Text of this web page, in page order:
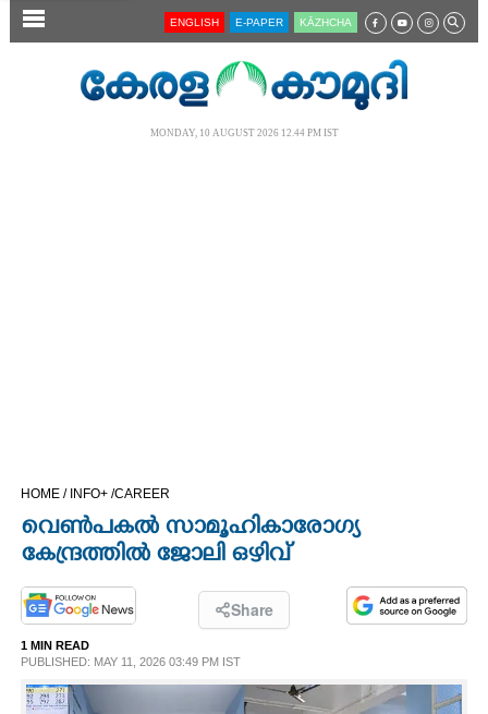
SECTIONS
LIFESTYLE
ENGLISH E-PAPER KĀZHCHA
MONDAY, 10 AUGUST 2026 12.44 PM IST
HOME / INFO+ /CAREER
വെൺപകൽ സാമൂഹികാരോഗ്യ
കേന്ദ്രത്തിൽ ജോലി ഒഴിവ്
Share
1 MIN READ
PUBLISHED: MAY 11, 2026 03:49 PM IST